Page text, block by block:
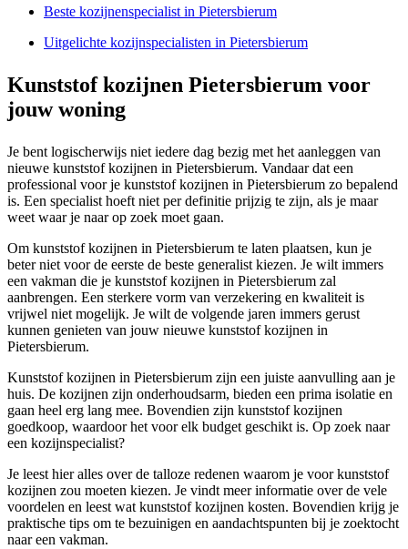
Beste kozijnenspecialist in Pietersbierum
Uitgelichte kozijnspecialisten in Pietersbierum
Kunststof kozijnen Pietersbierum voor
jouw woning
Je bent logischerwijs niet iedere dag bezig met het aanleggen van
nieuwe kunststof kozijnen in Pietersbierum. Vandaar dat een
professional voor je kunststof kozijnen in Pietersbierum zo bepalend
is. Een specialist hoeft niet per definitie prijzig te zijn, als je maar
weet waar je naar op zoek moet gaan.
Om kunststof kozijnen in Pietersbierum te laten plaatsen, kun je
beter niet voor de eerste de beste generalist kiezen. Je wilt immers
een vakman die je kunststof kozijnen in Pietersbierum zal
aanbrengen. Een sterkere vorm van verzekering en kwaliteit is
vrijwel niet mogelijk. Je wilt de volgende jaren immers gerust
kunnen genieten van jouw nieuwe kunststof kozijnen in
Pietersbierum.
Kunststof kozijnen in Pietersbierum zijn een juiste aanvulling aan je
huis. De kozijnen zijn onderhoudsarm, bieden een prima isolatie en
gaan heel erg lang mee. Bovendien zijn kunststof kozijnen
goedkoop, waardoor het voor elk budget geschikt is. Op zoek naar
een kozijnspecialist?
Je leest hier alles over de talloze redenen waarom je voor kunststof
kozijnen zou moeten kiezen. Je vindt meer informatie over de vele
voordelen en leest wat kunststof kozijnen kosten. Bovendien krijg je
praktische tips om te bezuinigen en aandachtspunten bij je zoektocht
naar een vakman.